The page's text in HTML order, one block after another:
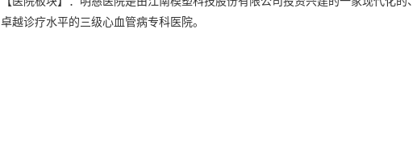
卓越诊疗水平的三级心血管病专科医院。